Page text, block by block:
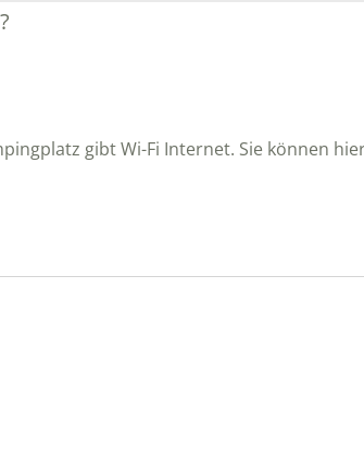
gibt Wi-Fi Internet. Sie können